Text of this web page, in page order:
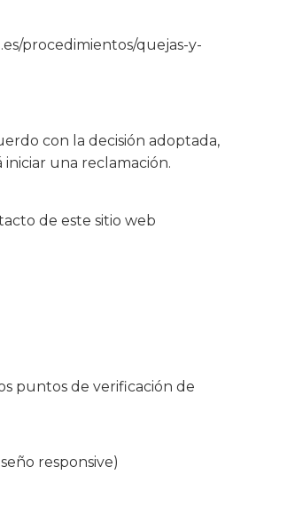
procedimientos/quejas-y-
con la decisión adoptada,
iniciar una reclamación.
de este sitio web
puntos de verificación de
responsive)